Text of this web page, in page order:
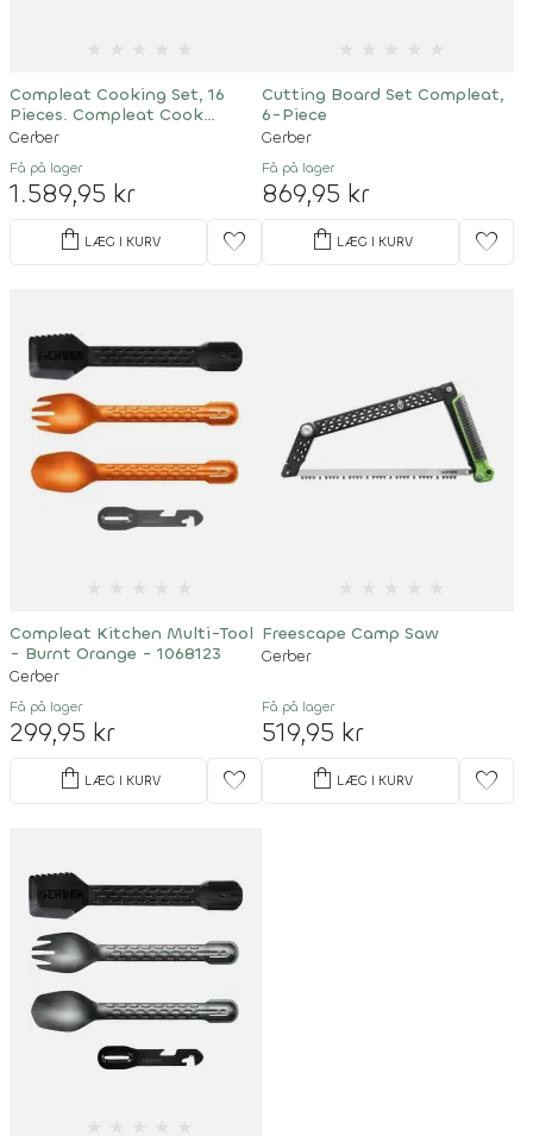
Compleat Cooking Set, 16
Pieces. Compleat Cook
Set,4L,Box,0/1
Gerber
Få på lager
1.589,95 kr
shopping_bag LÆG I KURV favorite
Cutting Board Set Compleat,
6-Piece
Gerber
Få på lager
869,95 kr
shopping_bag LÆG I KURV favorite
Compleat Kitchen Multi-Tool
- Burnt Orange - 1068123
Gerber
Få på lager
299,95 kr
shopping_bag LÆG I KURV favorite
Freescape Camp Saw
Gerber
Få på lager
519,95 kr
shopping_bag LÆG I KURV favorite